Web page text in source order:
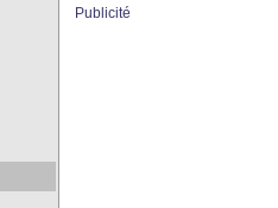
Publicité